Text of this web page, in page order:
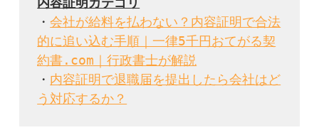
・会社が給料を払わない？内容証明で合法
的に追い込む手順｜一律5千円おてがる契
約書.com｜行政書士が解説
・ 内容証明で退職届を提出したら会社はど
う対応するか？